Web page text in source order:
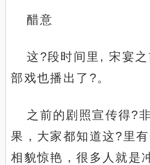
醋意
这?段时间里, 宋宴之
部戏也播出了?。
之前的剧照宣传得?
果，大家都知道这?里
相貌惊艳，很多人就是